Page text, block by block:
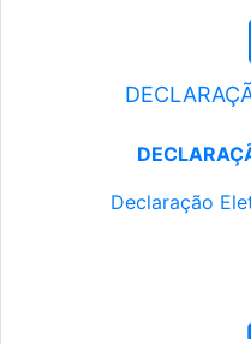
Declaração